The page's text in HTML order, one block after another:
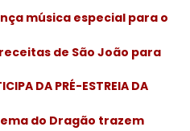
música especial para o
de São João para
DA PRÉ-ESTREIA DA
do Dragão trazem